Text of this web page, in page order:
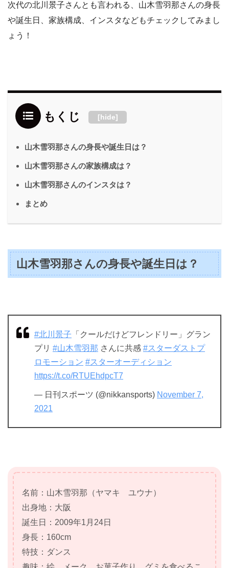
次代の北川景子さんとも言われる、山木雪羽那さんの身長
や誕生日、家族構成、インスタなどもチェックしてみまし
ょう！
もくじ [hide]
山木雪羽那さんの身長や誕生日は？
山木雪羽那さんの家族構成は？
山木雪羽那さんのインスタは？
まとめ
山木雪羽那さんの身長や誕生日は？
#北川景子 「クールだけどフレンドリー」グラン
プリ #山木雪羽那 さんに共感 #スターダストプ
ロモーション #スターオーディション
https://t.co/RTUEhdpcT7
— 日刊スポーツ (@nikkansports) November 7,
2021
名前：山木雪羽那（ヤマキ ユウナ）
出身地：大阪
誕生日：2009年1月24日
身長：160cm
特技：ダンス